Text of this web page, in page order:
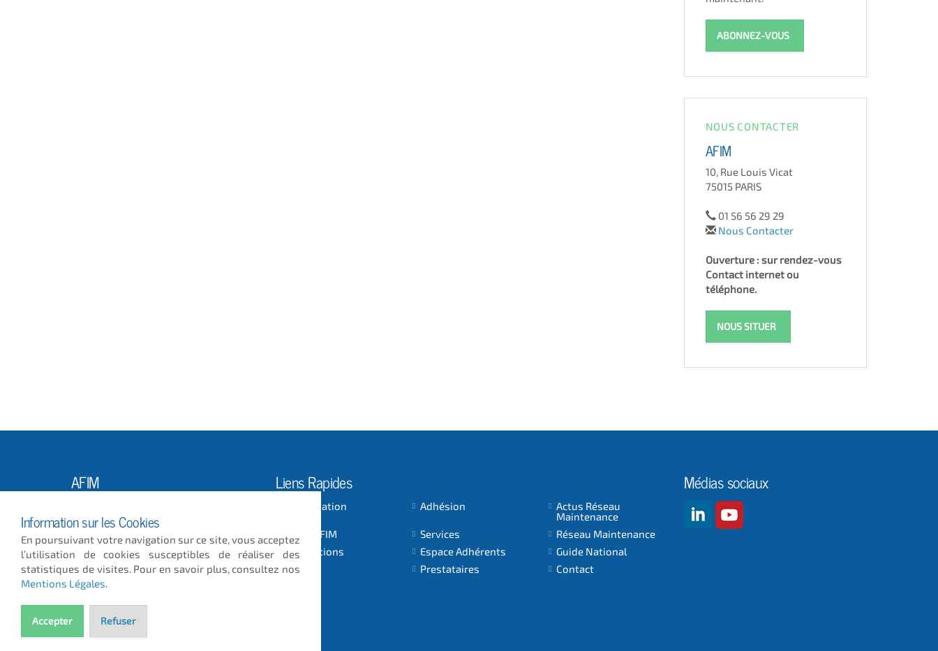
ABONNEZ-VOUS
NOUS CONTACTER
AFIM
10, Rue Louis Vicat
75015 PARIS
01 56 56 29 29
Nous Contacter
Ouverture : sur rendez-vous
Contact internet ou
téléphone.
NOUS SITUER
AFIM
75015 PARIS
01 56 56 29 29
afim@afim.asso.fr
Liens Rapides
L'Association Adhésion
Actus Réseau
Maintenance
Actus AFIM
Services
Réseau Maintenance
Publications
Espace Adhérents
Guide National
GMAO
Prestataires Contact
Médias sociaux
Information sur les Cookies
En poursuivant votre navigation sur ce site, vous acceptez
l’utilisation de cookies susceptibles de réaliser des
statistiques de visites. Pour en savoir plus, consultez nos
Mentions Légales.
Accepter Refuser